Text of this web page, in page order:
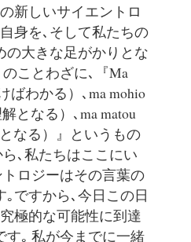
新しいサイエントロ
身を､そして私たちの
の大きな足がかりとな
ことわざに､『Ma
ばわかる）､ma mohio
となる）､ma matou
なる）』というもの
､私たちはここにい
ロジーはその言葉の
ですから､今日この日
極的な可能性に到達
す｡ 私が今までに一緒